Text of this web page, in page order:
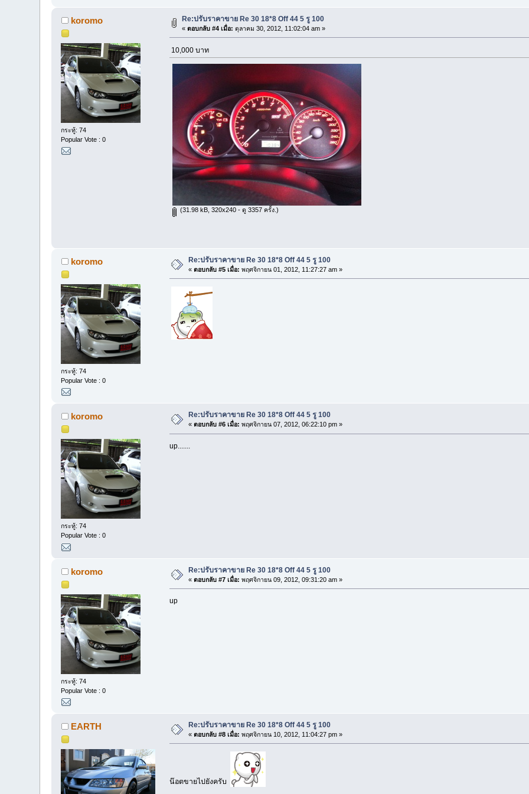
koromo
กระทู้: 74
Popular Vote : 0
Re:ปรับราคาขาย Re 30 18*8 Off 44 5 รู 100
«ตอบกลับ #4 เมื่อ: ตุลาคม 30, 2012, 11:02:04 am »
10,000 บาท
(31.98 kB, 320x240 - ดู 3357 ครั้ง.)
koromo
กระทู้: 74
Popular Vote : 0
Re:ปรับราคาขาย Re 30 18*8 Off 44 5 รู 100
«ตอบกลับ #5 เมื่อ: พฤศจิกายน 01, 2012, 11:27:27 am »
koromo
กระทู้: 74
Popular Vote : 0
Re:ปรับราคาขาย Re 30 18*8 Off 44 5 รู 100
«ตอบกลับ #6 เมื่อ: พฤศจิกายน 07, 2012, 06:22:10 pm »
up.......
koromo
กระทู้: 74
Popular Vote : 0
Re:ปรับราคาขาย Re 30 18*8 Off 44 5 รู 100
«ตอบกลับ #7 เมื่อ: พฤศจิกายน 09, 2012, 09:31:20 am »
up
EARTH Re:ปรับราคาขาย Re 30 18*8 Off 44 5 รู 100
«ตอบกลับ #8 เมื่อ: พฤศจิกายน 10, 2012, 11:04:27 pm »
น๊อตขายไปยังครับ